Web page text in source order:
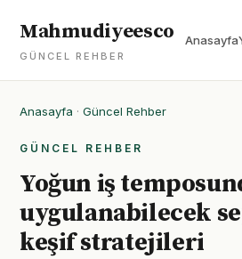
Mahmudiyeesco
GÜNCEL REHBER
Anasayfa
Anasayfa · Güncel Rehber
GÜNCEL REHBER
Yoğun iş
uygulanabilecek
keşif stratejileri